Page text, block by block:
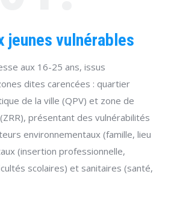
jeunes vulnérables
aux 16-25 ans, issus
dites carencées : quartier
de la ville (QPV) et zone de
présentant des vulnérabilités
environnementaux (famille, lieu
(insertion professionnelle,
scolaires) et sanitaires (santé,